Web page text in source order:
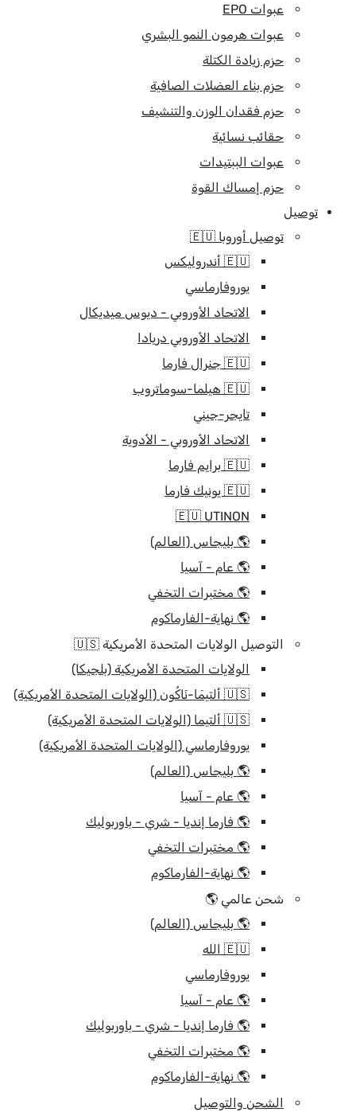
عبوات EPO
عبوات هرمون النمو البشري
حزم زيادة الكتلة
حزم بناء العضلات الصافية
حزم فقدان الوزن والتنشيف
حقائب نسائية
عبوات الببتيدات
حزم إمساك القوة
توصيل
توصيل أوروبا 🇪🇺
🇪🇺 أندروليكس
يوروفارماسي
الاتحاد الأوروبي - ديوس ميديكال
الاتحاد الأوروبي دريادا
🇪🇺 جنرال فارما
🇪🇺 هيلما-سوماتروب
تايجر-جيني
الاتحاد الأوروبي - الأدوية
🇪🇺 برايم فارما
🇪🇺 يونيك فارما
🇪🇺 UTINON
🌎 بليجاس (العالم)
🌎 عام - آسيا
🌎 مختبرات التخفي
🌎 نهاية-الفارماكوم
التوصيل الولايات المتحدة الأمريكية 🇺🇸
الولايات المتحدة الأمريكية (بلجيكا)
🇺🇸 ألتيمَا-نَاكُون (الولايات المتحدة الأمريكية)
🇺🇸 ألتيما (الولايات المتحدة الأمريكية)
يوروفارماسي (الولايات المتحدة الأمريكية)
🌎 بليجاس (العالم)
🌎 عام - آسيا
🌎 فارما إنديا - شري - باوربوليك
🌎 مختبرات التخفي
🌎 نهاية-الفارماكوم
شحن عالمي 🌎
🌎 بليجاس (العالم)
🇪🇺 الله
يوروفارماسي
🌎 عام - آسيا
🌎 فارما إنديا - شري - باوربوليك
🌎 مختبرات التخفي
🌎 نهاية-الفارماكوم
الشحن والتوصيل